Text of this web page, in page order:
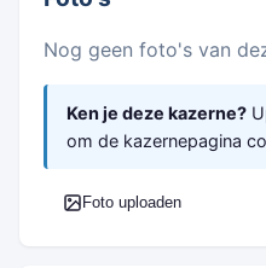
Nog geen foto's van
Ken je deze kazerne?
om de kazernepagina
Foto uploaden